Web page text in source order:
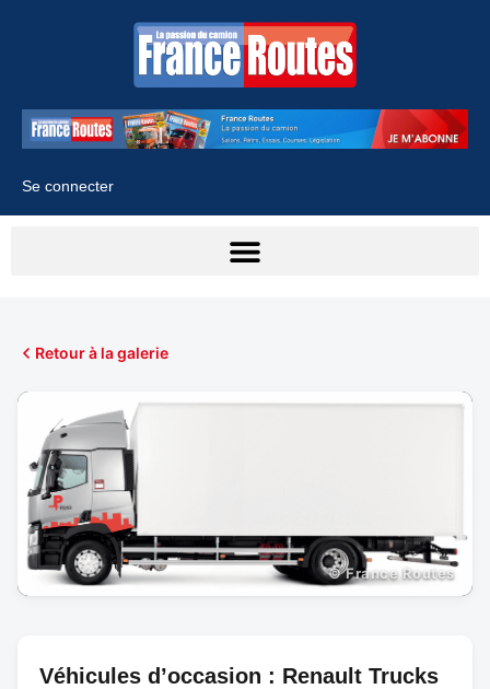
Se connecter
Retour à la galerie
© France Routes
Véhicules d’occasion : Renault Trucks